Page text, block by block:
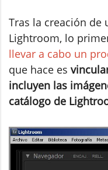
Tras la creación de
Lightroom, lo
llevar a cabo un
que hace es
incluyen las
catálogo de